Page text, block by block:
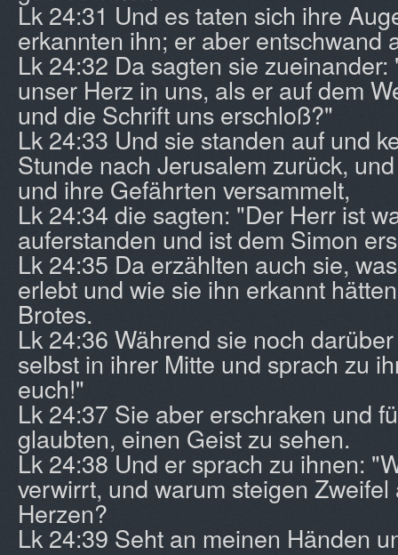
Lk 24:31 Und es taten sich ihre
erkannten ihn; er aber entschwand
Lk 24:32 Da sagten sie
unser Herz in uns, als er auf dem
und die Schrift uns erschloß?"
Lk 24:33 Und sie standen auf und
Stunde nach Jerusalem zurück,
und ihre Gefährten versammelt,
Lk 24:34 die sagten: "Der Herr ist
auferstanden und ist dem Simon
Lk 24:35 Da erzählten auch sie,
erlebt und wie sie ihn erkannt
Brotes.
Lk 24:36 Während sie noch
selbst in ihrer Mitte und sprach zu
euch!"
Lk 24:37 Sie aber erschraken und
glaubten, einen Geist zu sehen.
Lk 24:38 Und er sprach zu ihnen:
verwirrt, und warum steigen
Herzen?
Lk 24:39 Seht an meinen Händen